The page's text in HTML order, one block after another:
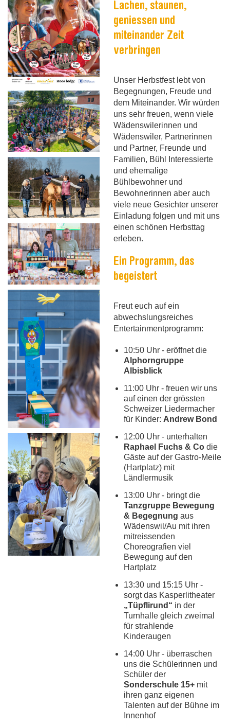
Konditorei
Services
und Landschaftsbau
Geschenke
Shop
Ferienhaus Friedheim
Lachen, staunen,
geniessen und
miteinander Zeit
verbringen
Unser Herbstfest lebt von
Begegnungen, Freude und
dem Miteinander. Wir würden
uns sehr freuen, wenn viele
Wädenswilerinnen und
Wädenswiler, Partnerinnen
und Partner, Freunde und
Familien, Bühl Interessierte
und ehemalige
Bühlbewohner und
Bewohnerinnen aber auch
viele neue Gesichter unserer
Einladung folgen und mit uns
einen schönen Herbsttag
erleben.
Ein Programm, das
begeistert
Freut euch auf ein
abwechslungsreiches
Entertainmentprogramm:
10:50 Uhr - eröffnet die
Alphorngruppe
Albisblick
11:00 Uhr - freuen wir uns
auf einen der grössten
Schweizer Liedermacher
für Kinder: Andrew Bond
12:00 Uhr - unterhalten
Raphael Fuchs & Codie
Gäste auf der Gastro-Meile
(Hartplatz) mit
Ländlermusik
13:00 Uhr - bringt die
Tanzgruppe Bewegung
& Begegnungaus
Wädenswil/Au mit ihren
mitreissenden
Choreografien viel
Bewegung auf den
Hartplatz
13:30 und 15:15 Uhr -
sorgt das Kasperlitheater
„Tüpflirund“ in der
Turnhalle gleich zweimal
für strahlende
Kinderaugen
14:00 Uhr - überraschen
uns die Schülerinnen und
Schüler der
Sonderschule 15+ mit
ihren ganz eigenen
Talenten auf der Bühne im
Innenhof